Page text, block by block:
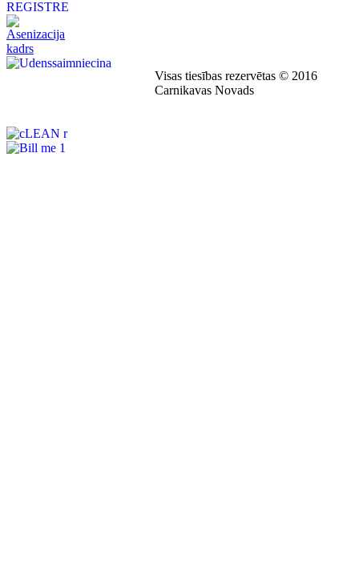
Visas tiesības rezervētas © 2016
Carnikavas Novads